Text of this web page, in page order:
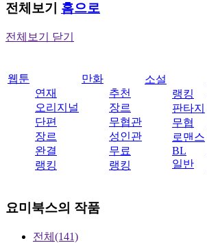
전체보기 홈으로
전체보기 닫기
웹툰
연재
오리지널
단편
장르
완결
랭킹
만화
추천
장르
무협관
성인관
무료
랭킹
소설
랭킹
판타지
무협
로맨스
BL
일반
요미북스의 작품
전체 (141)